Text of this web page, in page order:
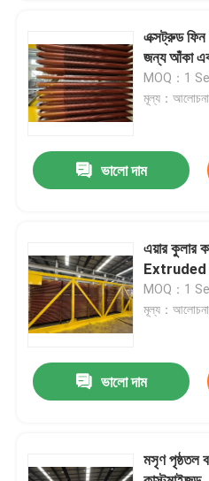
আমাদের সম্পর্কে
গুণমান নিয়ন্ত্রণ
বয়লারের খুচরা যন্ত্রাংশ
বয়লার ঝিল্লি দেয়াল
বয়লার ফিন টিউব
এক্সট্রুড ফিন
জন্য আঁকা
MOQ：1
মূল্য：
ভালো দাম
এয়ার কুলার
Extruded
MOQ：1
মূল্য：
ভালো দাম
মসৃণ পৃষ্ঠতল